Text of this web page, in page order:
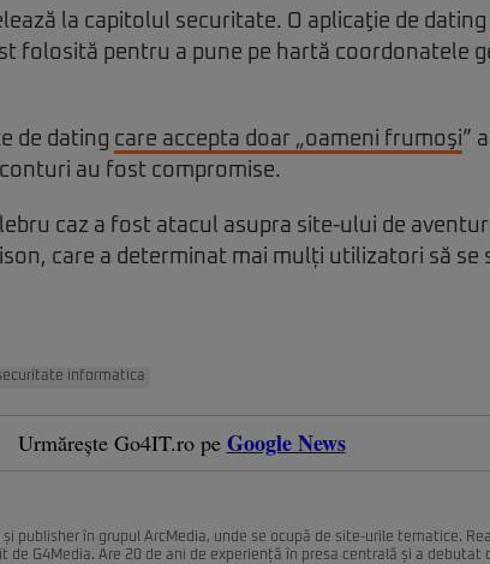
la capitolul securitate. O aplicaţie de dating
folosită pentru a pune pe hartă coordonatele
de dating care accepta doar „oameni frumoşi”
au fost compromise.
caz a fost atacul asupra site-ului de
care a determinat mai mulți utilizatori să se
informatica
Urmărește Go4IT.ro pe Google News
publisher în grupul ArcMedia, unde se ocupă de site-urile tematice.
de G4Media. Are 20 de ani de experiență în presa centrală și a debutat